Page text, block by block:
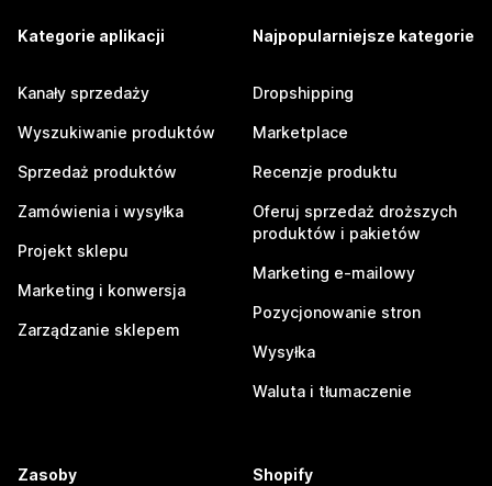
Kategorie aplikacji
Kanały sprzedaży
Wyszukiwanie produktów
Sprzedaż produktów
Zamówienia i wysyłka
Projekt sklepu
Marketing i konwersja
Zarządzanie sklepem
Najpopularniejsze kategorie
Dropshipping
Marketplace
Recenzje produktu
Oferuj sprzedaż droższych
produktów i pakietów
Marketing e-mailowy
Pozycjonowanie stron
Wysyłka
Waluta i tłumaczenie
Zasoby Shopify